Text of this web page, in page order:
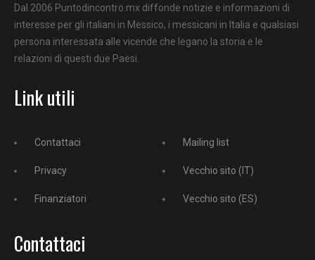
Dal 2006 Puntodincontro.mx diffonde notizie e informazioni di
interesse per gli italiani in Messico, i messicani in Italia e qualsiasi
persona interessata alle vicende che legano la storia e le
relazioni di questi due Paesi.
Link utili
Contattaci
Privacy
Finanziatori
Mailing list
Vecchio sito (IT)
Vecchio sito (ES)
Contattaci